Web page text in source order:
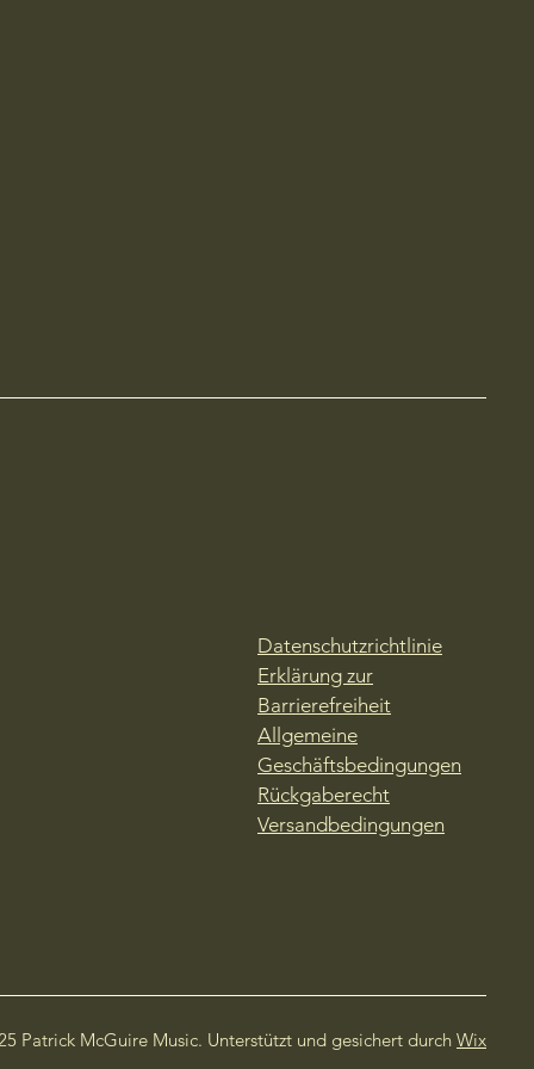
Datenschutzrichtlinie
Erklärung zur
Barrierefreiheit
Allgemeine
Geschäftsbedingungen
Rückgaberecht
Versandbedingungen
Patrick McGuire Music. Unterstützt und gesichert durch Wix